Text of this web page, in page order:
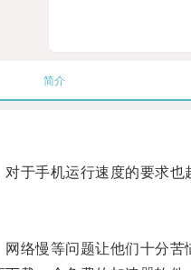
简介
手机运行速度的要求也
慢等问题让他们十分苦